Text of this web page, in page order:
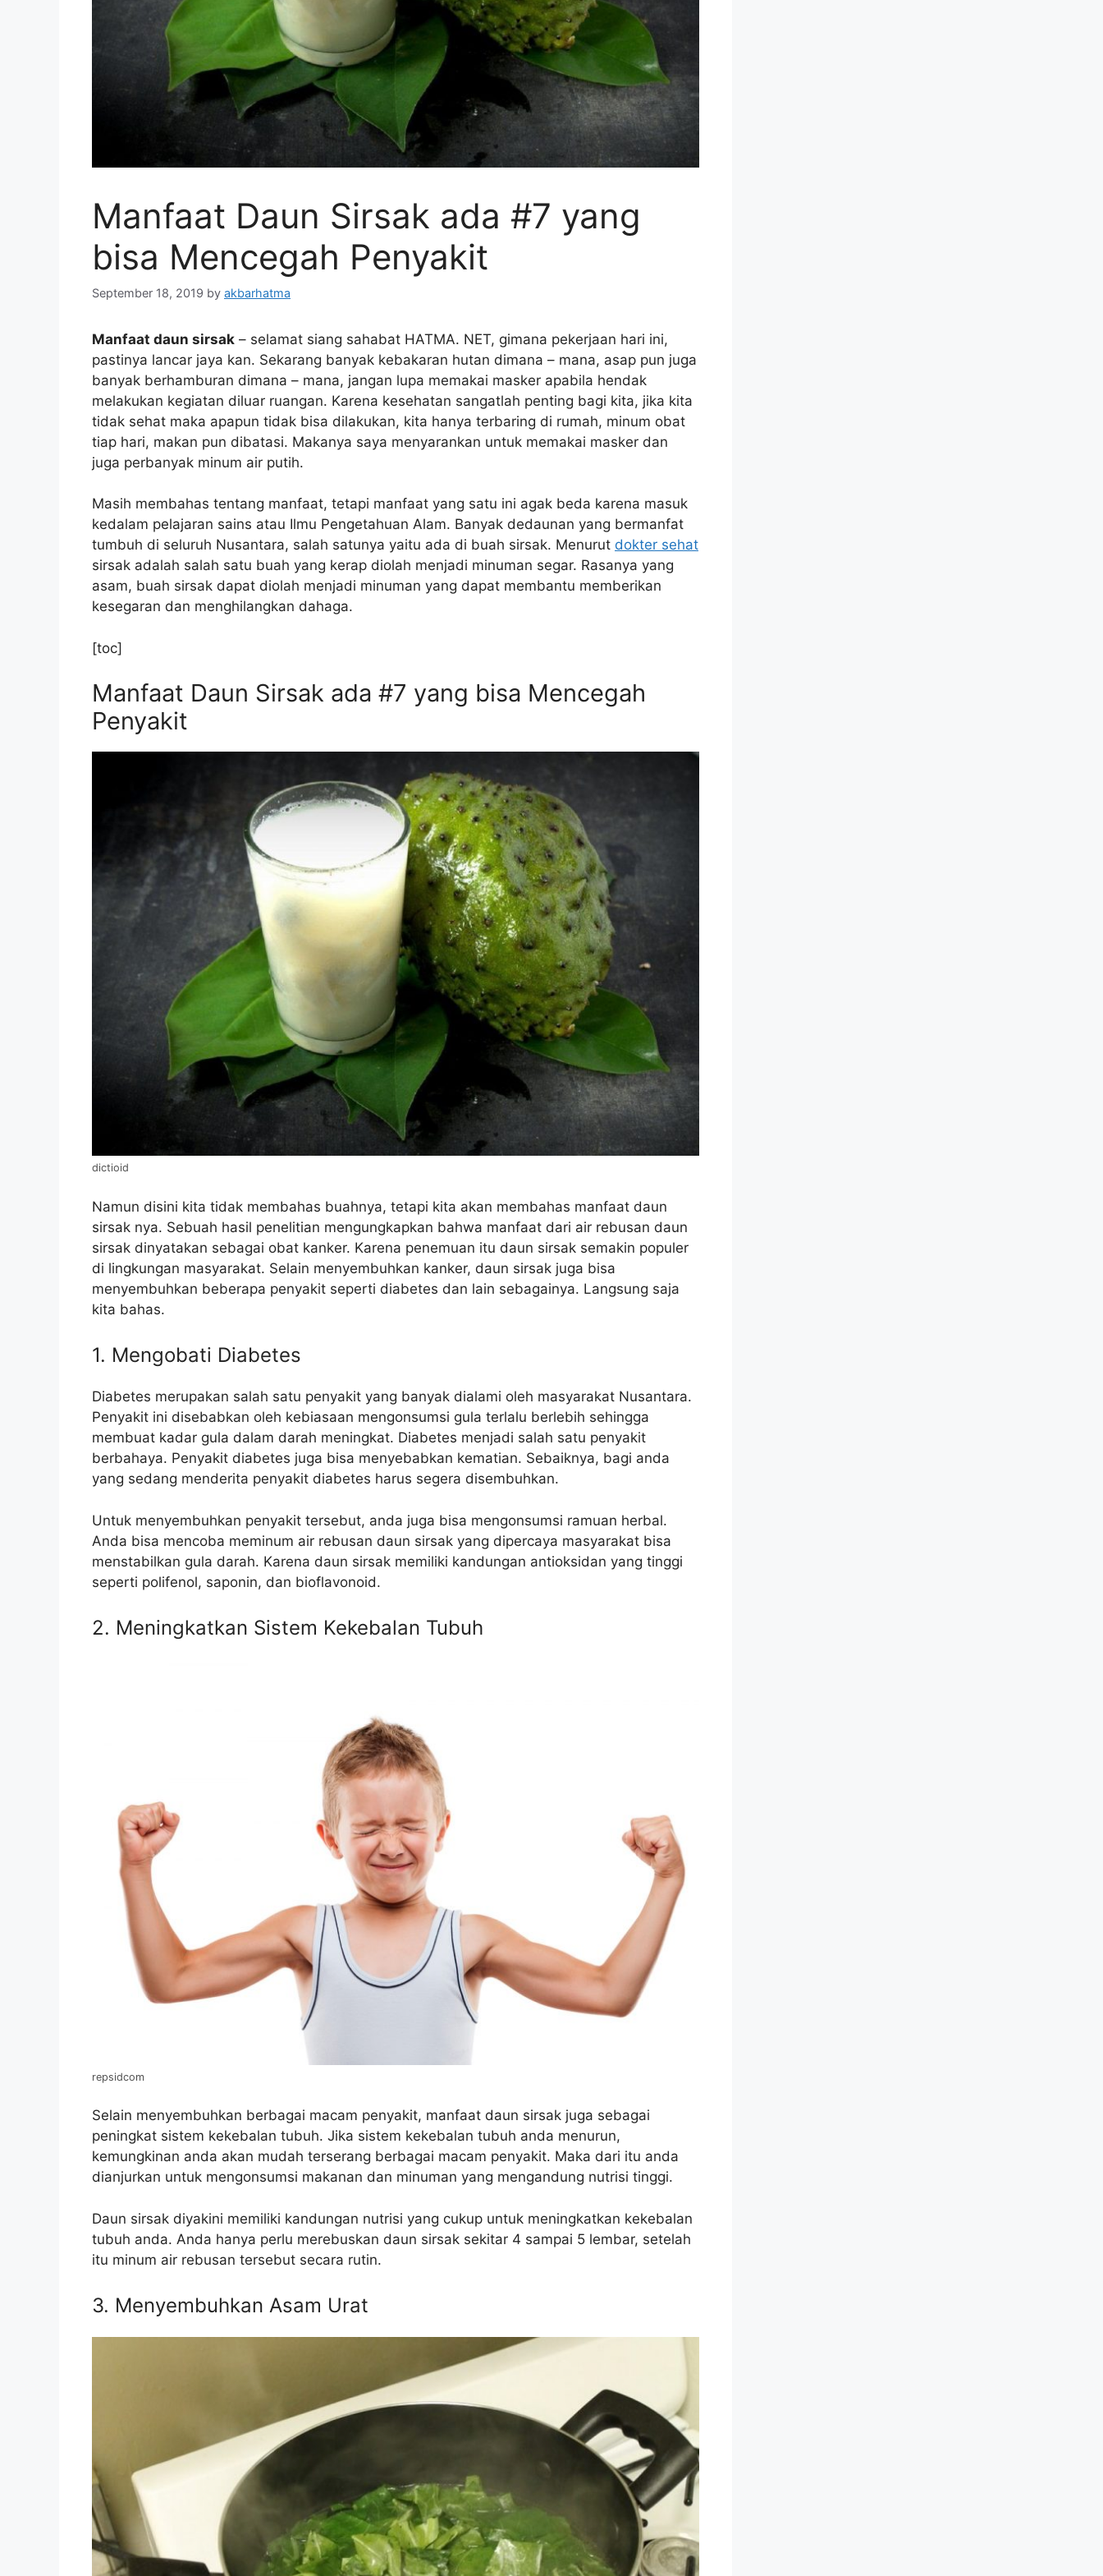
Manfaat Daun Sirsak ada #7 yang
bisa Mencegah Penyakit
September 18, 2019 by akbarhatma
Manfaat daun sirsak – selamat siang sahabat HATMA. NET, gimana pekerjaan hari ini,
pastinya lancar jaya kan. Sekarang banyak kebakaran hutan dimana – mana, asap pun juga
banyak berhamburan dimana – mana, jangan lupa memakai masker apabila hendak
melakukan kegiatan diluar ruangan. Karena kesehatan sangatlah penting bagi kita, jika kita
tidak sehat maka apapun tidak bisa dilakukan, kita hanya terbaring di rumah, minum obat
tiap hari, makan pun dibatasi. Makanya saya menyarankan untuk memakai masker dan
juga perbanyak minum air putih.
Masih membahas tentang manfaat, tetapi manfaat yang satu ini agak beda karena masuk
kedalam pelajaran sains atau Ilmu Pengetahuan Alam. Banyak dedaunan yang bermanfat
tumbuh di seluruh Nusantara, salah satunya yaitu ada di buah sirsak. Menurut dokter sehat
sirsak adalah salah satu buah yang kerap diolah menjadi minuman segar. Rasanya yang
asam, buah sirsak dapat diolah menjadi minuman yang dapat membantu memberikan
kesegaran dan menghilangkan dahaga.
[toc]
Manfaat Daun Sirsak ada #7 yang bisa Mencegah
Penyakit
dictioid
Namun disini kita tidak membahas buahnya, tetapi kita akan membahas manfaat daun
sirsak nya. Sebuah hasil penelitian mengungkapkan bahwa manfaat dari air rebusan daun
sirsak dinyatakan sebagai obat kanker. Karena penemuan itu daun sirsak semakin populer
di lingkungan masyarakat. Selain menyembuhkan kanker, daun sirsak juga bisa
menyembuhkan beberapa penyakit seperti diabetes dan lain sebagainya. Langsung saja
kita bahas.
1. Mengobati Diabetes
Diabetes merupakan salah satu penyakit yang banyak dialami oleh masyarakat Nusantara.
Penyakit ini disebabkan oleh kebiasaan mengonsumsi gula terlalu berlebih sehingga
membuat kadar gula dalam darah meningkat. Diabetes menjadi salah satu penyakit
berbahaya. Penyakit diabetes juga bisa menyebabkan kematian. Sebaiknya, bagi anda
yang sedang menderita penyakit diabetes harus segera disembuhkan.
Untuk menyembuhkan penyakit tersebut, anda juga bisa mengonsumsi ramuan herbal.
Anda bisa mencoba meminum air rebusan daun sirsak yang dipercaya masyarakat bisa
menstabilkan gula darah. Karena daun sirsak memiliki kandungan antioksidan yang tinggi
seperti polifenol, saponin, dan bioflavonoid.
2. Meningkatkan Sistem Kekebalan Tubuh
repsidcom
Selain menyembuhkan berbagai macam penyakit, manfaat daun sirsak juga sebagai
peningkat sistem kekebalan tubuh. Jika sistem kekebalan tubuh anda menurun,
kemungkinan anda akan mudah terserang berbagai macam penyakit. Maka dari itu anda
dianjurkan untuk mengonsumsi makanan dan minuman yang mengandung nutrisi tinggi.
Daun sirsak diyakini memiliki kandungan nutrisi yang cukup untuk meningkatkan kekebalan
tubuh anda. Anda hanya perlu merebuskan daun sirsak sekitar 4 sampai 5 lembar, setelah
itu minum air rebusan tersebut secara rutin.
3. Menyembuhkan Asam Urat